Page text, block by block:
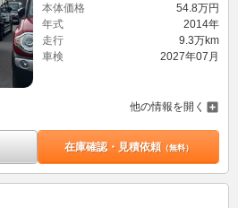
本体価格
54. 8万円
年式
2014年
走行
9.3万km
車検
2027年07月
他の情報を開く
在庫確認・見積依頼（無料）